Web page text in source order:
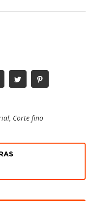
Corte fino